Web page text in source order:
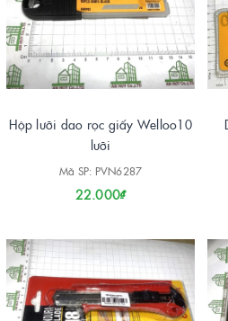
Hộp lưỡi dao rọc giấy Welloo10
lưỡi
Mã SP: PVN6287
22.000₫